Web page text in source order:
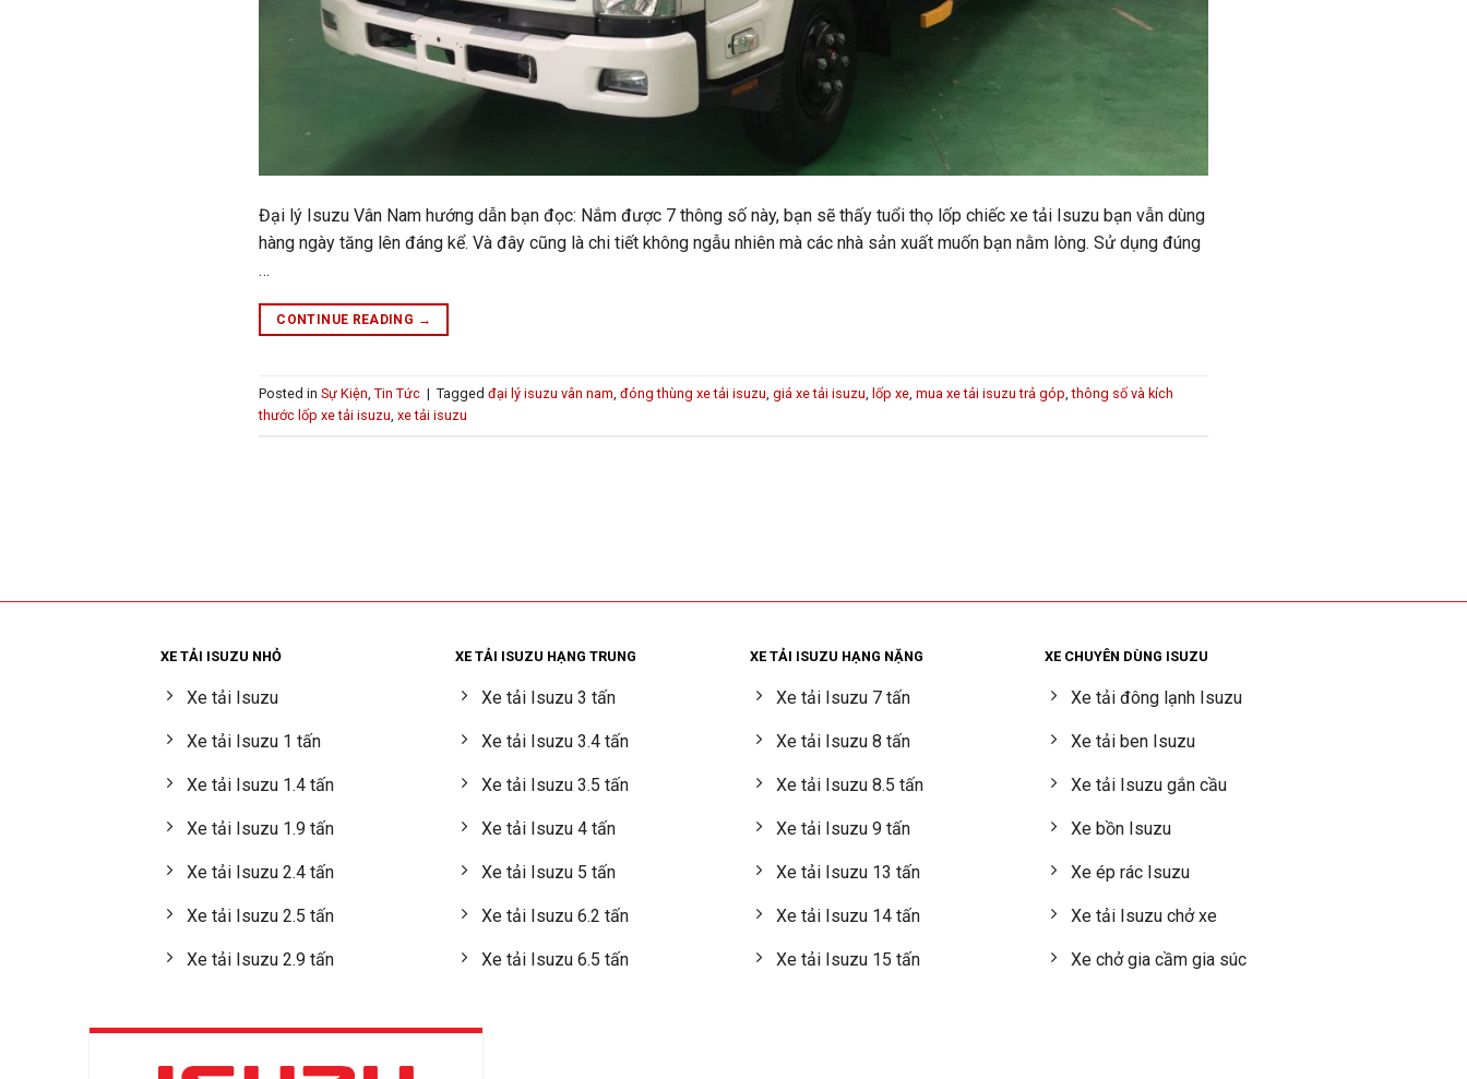
Đại lý Isuzu Vân Nam hướng dẫn bạn đọc: Nắm được 7 thông số này, bạn sẽ thấy tuổi thọ lốp chiếc xe tải Isuzu bạn vẫn dùng
hàng ngày tăng lên đáng kể. Và đây cũng là chi tiết không ngẫu nhiên mà các nhà sản xuất muốn bạn nằm lòng. Sử dụng đúng
…
CONTINUE READING →
Posted in Sự Kiện, Tin Tức | Tagged đại lý isuzu vân nam, đóng thùng xe tải isuzu, giá xe tải isuzu, lốp xe, mua xe tải isuzu trả góp,thông số và kích
thước lốp xe tải isuzu, xe tải isuzu
XE TẢI ISUZU NHỎ
Xe tải Isuzu
Xe tải Isuzu 1 tấn
Xe tải Isuzu 1.4 tấn
Xe tải Isuzu 1.9 tấn
Xe tải Isuzu 2.4 tấn
Xe tải Isuzu 2.5 tấn
Xe tải Isuzu 2.9 tấn
XE TẢI ISUZU HẠNG TRUNG
Xe tải Isuzu 3 tấn
Xe tải Isuzu 3.4 tấn
Xe tải Isuzu 3.5 tấn
Xe tải Isuzu 4 tấn
Xe tải Isuzu 5 tấn
Xe tải Isuzu 6.2 tấn
Xe tải Isuzu 6.5 tấn
XE TẢI ISUZU HẠNG NẶNG
Xe tải Isuzu 7 tấn
Xe tải Isuzu 8 tấn
Xe tải Isuzu 8.5 tấn
Xe tải Isuzu 9 tấn
Xe tải Isuzu 13 tấn
Xe tải Isuzu 14 tấn
Xe tải Isuzu 15 tấn
XE CHUYÊN DÙNG ISUZU
Xe tải đông lạnh Isuzu
Xe tải ben Isuzu
Xe tải Isuzu gắn cầu
Xe bồn Isuzu
Xe ép rác Isuzu
Xe tải Isuzu chở xe
Xe chở gia cầm gia súc